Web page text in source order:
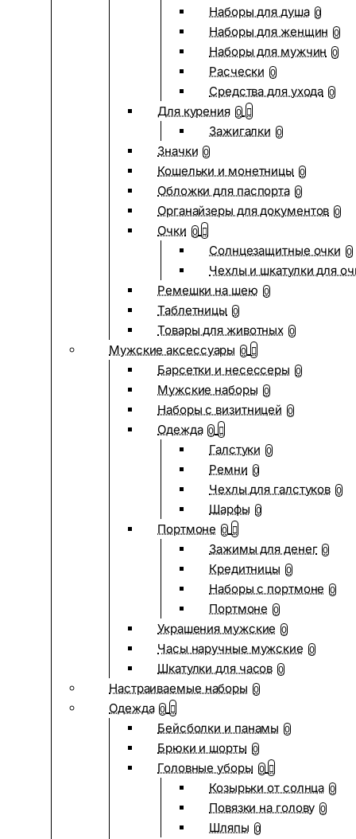
Наборы для душа 0
Наборы для женщин 0
Наборы для мужчин 0
Расчески 0
Средства для ухода 0
Для курения 0
Зажигалки 0
Значки 0
Кошельки и монетницы 0
Обложки для паспорта 0
Органайзеры для документов 0
Очки 0
Солнцезащитные очки 0
Чехлы и шкатулки для
Ремешки на шею 0
Таблетницы 0
Товары для животных 0
Мужские аксессуары 0
Барсетки и несессеры 0
Мужские наборы 0
Наборы с визитницей 0
Одежда 0
Галстуки 0
Ремни 0
Чехлы для галстуков 0
Шарфы 0
Портмоне 0
Зажимы для денег 0
Кредитницы 0
Наборы с портмоне 0
Портмоне 0
Украшения мужские 0
Часы наручные мужские 0
Шкатулки для часов 0
Настраиваемые наборы 0
Одежда 0
Бейсболки и панамы 0
Брюки и шорты 0
Головные уборы 0
Козырьки от солнца 0
Повязки на голову 0
Шляпы 0